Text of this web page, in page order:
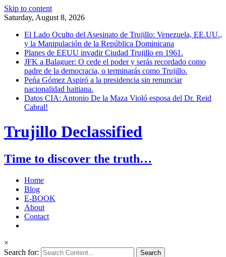
Skip to content
Saturday, August 8, 2026
El Lado Oculto del Asesinato de Trujillo: Venezuela, EE.UU.,
y la Manipulación de la República Dominicana
Planes de EEUU invadir Ciudad Trujillo en 1961.
JFK a Balaguer: O cede el poder y serás recordado como
padre de la democracia, o terminarás como Trujillo.
Peńa Gómez Aspiró a la presidencia sin renunciar
nacionalidad haitiana.
Datos CIA: Antonio De la Maza Violó esposa del Dr. Reid
Cabral!
Trujillo Declassified
Time to discover the truth…
Home
Blog
E-BOOK
About
Contact
×
Search for: